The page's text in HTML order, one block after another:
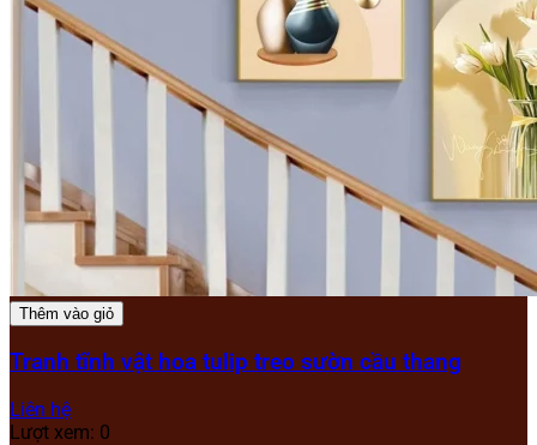
Thêm vào giỏ
Tranh tĩnh vật hoa tulip treo sườn cầu thang
Liên hệ
Lượt xem: 0